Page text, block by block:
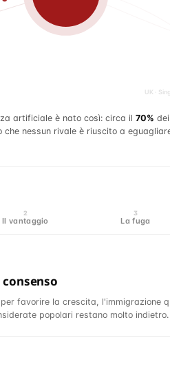
UK ·
di primo piano sono già
Singapore, Australia e Canada
2
Il vantaggio
3
La fuga
favorire la crescita, l'immigrazione
popolari restano molto indietro.